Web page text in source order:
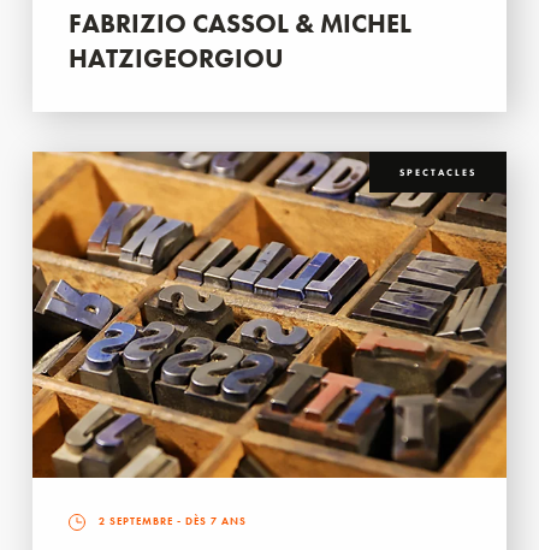
FABRIZIO CASSOL & MICHEL
HATZIGEORGIOU
SPECTACLES
2 SEPTEMBRE - DÈS 7 ANS